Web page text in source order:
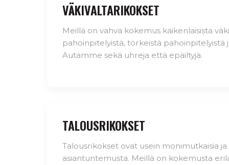
VÄKIVALTARIKOKSET
Meillä on vahva kokemus kaikenlaisista
pahoinpitelyistä, törkeistä pahoinpitelyistä
Autamme sekä uhreja että epäiltyjä.
TALOUSRIKOKSET
Talousrikokset ovat usein monimutkaisia ja
asiantuntemusta. Meillä on kokemusta